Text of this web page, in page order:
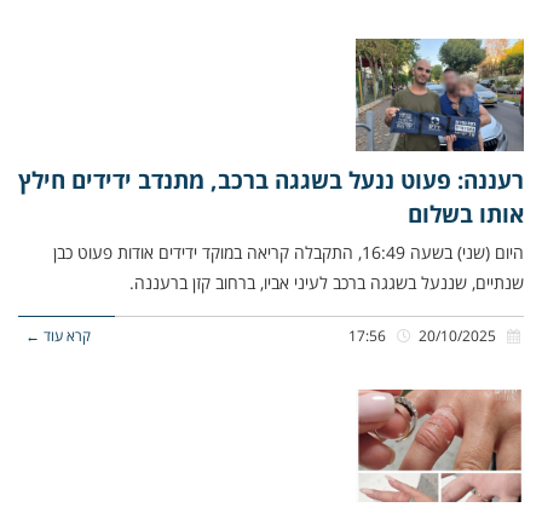
רעננה: פעוט ננעל בשגגה ברכב, מתנדב ידידים חילץ
אותו בשלום
היום (שני) בשעה 16:49, התקבלה קריאה במוקד ידידים אודות פעוט כבן
שנתיים, שננעל בשגגה ברכב לעיני אביו, ברחוב קזן ברעננה.
קרא עוד ←